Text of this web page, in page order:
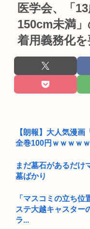
医学会、「
150cm未満
着用義務化
【朗報】大人気漫
全巻100円ｗｗｗｗ
まだ墓石があるだけ
墓ばかり
「マスコミの立ち
ステ大越キャスター
ラ...